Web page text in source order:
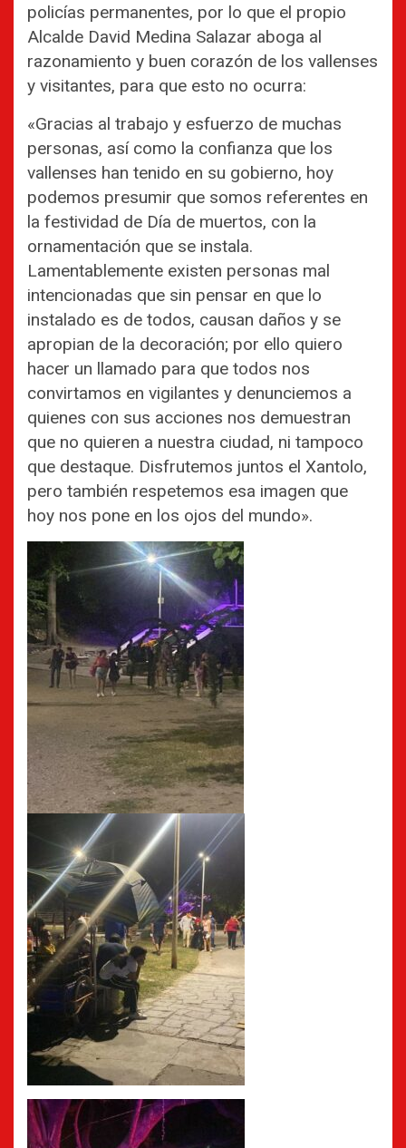
policías permanentes, por lo que el propio
Alcalde David Medina Salazar aboga al
razonamiento y buen corazón de los vallenses
y visitantes, para que esto no ocurra:
«Gracias al trabajo y esfuerzo de muchas
personas, así como la confianza que los
vallenses han tenido en su gobierno, hoy
podemos presumir que somos referentes en
la festividad de Día de muertos, con la
ornamentación que se instala.
Lamentablemente existen personas mal
intencionadas que sin pensar en que lo
instalado es de todos, causan daños y se
apropian de la decoración; por ello quiero
hacer un llamado para que todos nos
convirtamos en vigilantes y denunciemos a
quienes con sus acciones nos demuestran
que no quieren a nuestra ciudad, ni tampoco
que destaque. Disfrutemos juntos el Xantolo,
pero también respetemos esa imagen que
hoy nos pone en los ojos del mundo».